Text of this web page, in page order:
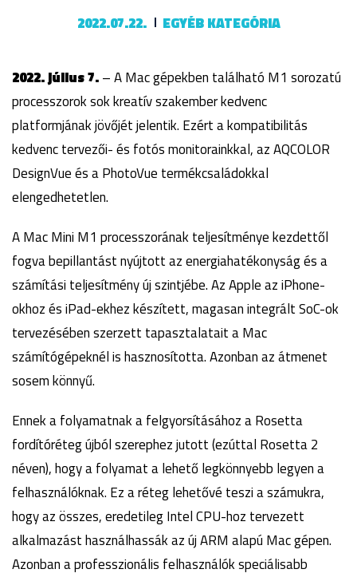
2022.07.22. EGYÉB KATEGÓRIA
2022. július 7.– A Mac gépekben található M1 sorozatú
processzorok sok kreatív szakember kedvenc
platformjának jövőjét jelentik. Ezért a kompatibilitás
kedvenc tervezői- és fotós monitorainkkal, az AQCOLOR
DesignVue és a PhotoVue termékcsaládokkal
elengedhetetlen.
A Mac Mini M1 processzorának teljesítménye kezdettől
fogva bepillantást nyújtott az energiahatékonyság és a
számítási teljesítmény új szintjébe. Az Apple az iPhone-
okhoz és iPad-ekhez készített, magasan integrált SoC-ok
tervezésében szerzett tapasztalatait a Mac
számítógépeknél is hasznosította. Azonban az átmenet
sosem könnyű.
Ennek a folyamatnak a felgyorsításához a Rosetta
fordítóréteg újból szerephez jutott (ezúttal Rosetta 2
néven), hogy a folyamat a lehető legkönnyebb legyen a
felhasználóknak. Ez a réteg lehetővé teszi a számukra,
hogy az összes, eredetileg Intel CPU-hoz tervezett
alkalmazást használhassák az új ARM alapú Mac gépen.
Azonban a professzionális felhasználók speciálisabb